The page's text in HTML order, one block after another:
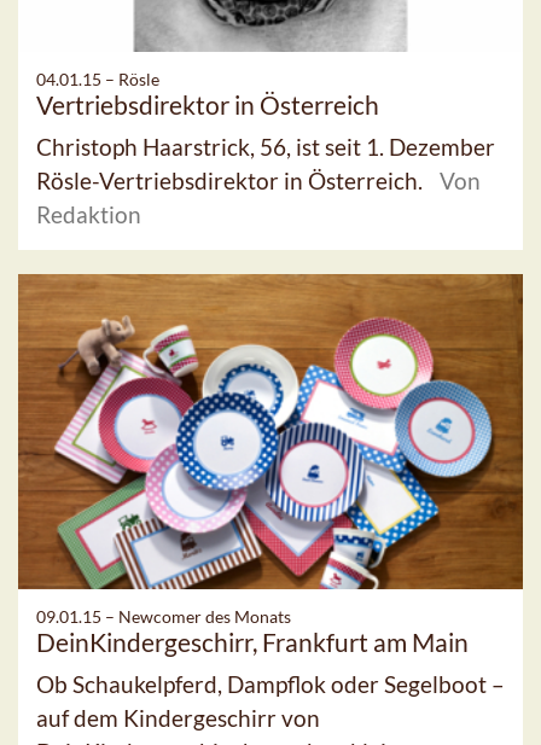
04.01.15 – Rösle
Vertriebsdirektor in Österreich
Christoph Haarstrick, 56, ist seit 1. Dezember
Rösle-Vertriebsdirektor in Österreich.
Von
Redaktion
09.01.15 – Newcomer des Monats
DeinKindergeschirr, Frankfurt am Main
Ob Schaukelpferd, Dampflok oder Segelboot –
auf dem Kindergeschirr von